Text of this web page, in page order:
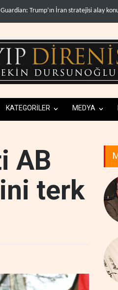
‘ateşkes’ sonrası 1.257 can kaybı..
KATEGORİLER MEDYA
AB
terk